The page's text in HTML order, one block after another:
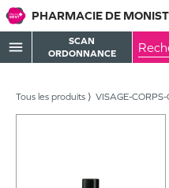
PHARMACIE DE
menu
SCAN
ORDONNANCE
Tous les produits VISAGE-